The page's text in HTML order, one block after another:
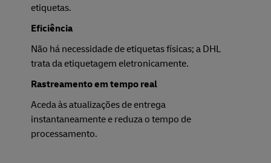
etiquetas.
Eficiência
Não há necessidade de etiquetas físicas; a DHL
trata da etiquetagem eletronicamente.
Rastreamento em tempo real
Aceda às atualizações de entrega
instantaneamente e reduza o tempo de
processamento.